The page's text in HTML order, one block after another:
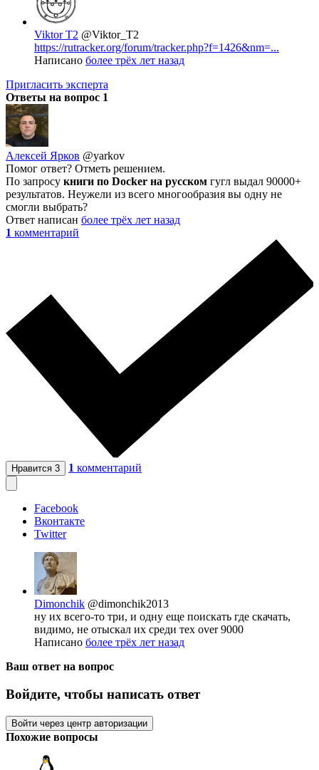
Viktor T2 @Viktor_T2
https://rutracker.org/forum/tracker.php?f=1426&nm=...
Написано более трёх лет назад
Пригласить эксперта
Ответы на вопрос 1
Алексей Ярков @yarkov
Помог ответ? Отметь решением.
По запросу книги по Docker на русском гугл выдал 90000+
результатов. Неужели из всего многообразия вы одну не
смогли выбрать?
Ответ написан более трёх лет назад
1 комментарий
Нравится 3 1 комментарий
Facebook
Вконтакте
Twitter
Dimonchik @dimonchik2013
ну их всего-то три, и одну еще поискать где скачать,
видимо, не отыскал их среди тех over 9000
Написано более трёх лет назад
Ваш ответ на вопрос
Войдите, чтобы написать ответ
Войти через центр авторизации
Похожие вопросы